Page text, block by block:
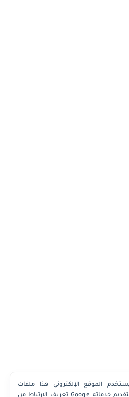
الموقع الإلكتروني هذا ملفات
تعريف الارتباط من Google لتقديم خدماته